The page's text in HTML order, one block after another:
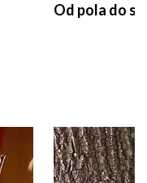
Od pola do